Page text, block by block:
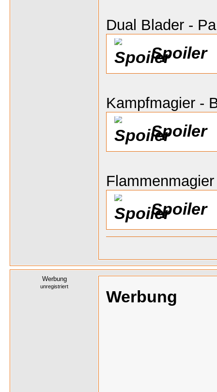
Dual Blader -
Spoiler
Kampfmagier -
Spoiler
Spoiler
Werbung
unregistriert
Werbung